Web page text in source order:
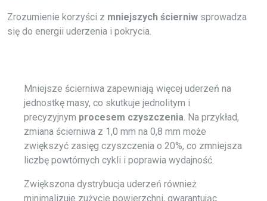
Zrozumienie korzyści z mniejszych ścierniw sprowadza
się do energii uderzenia i pokrycia.
Mniejsze ścierniwa zapewniają więcej uderzeń na
jednostkę masy, co skutkuje jednolitym i
precyzyjnym procesem czyszczenia. Na przykład,
zmiana ścierniwa z 1,0 mm na 0,8 mm może
zwiększyć zasięg czyszczenia o 20%, co zmniejsza
liczbę powtórnych cykli i poprawia wydajność.
Zwiększona dystrybucja uderzeń również
minimalizuje zużycie powierzchni, gwarantując